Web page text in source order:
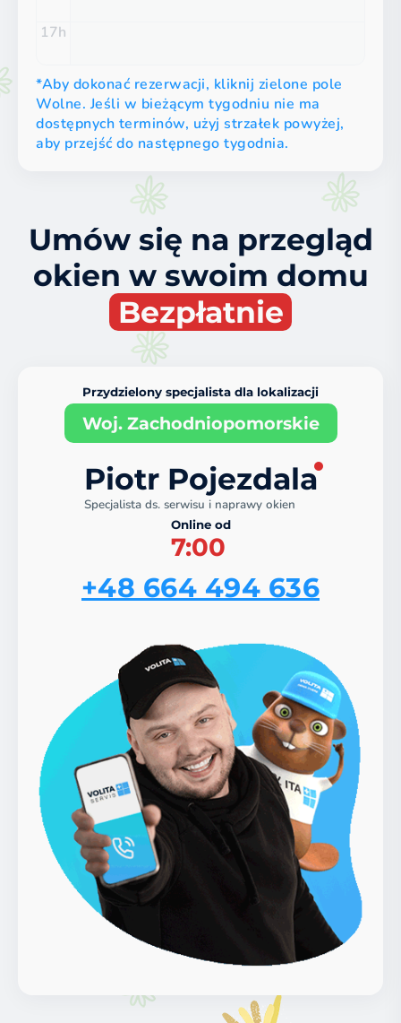
17
*Aby dokonać rezerwacji, kliknij zielone pole
Wolne. Jeśli w bieżącym tygodniu nie ma
dostępnych terminów, użyj strzałek powyżej,
aby przejść do następnego tygodnia.
Umów się na przegląd
okien w swoim domu
Bezpłatnie
Przydzielony specjalista dla lokalizacji
Woj. Zachodniopomorskie
Piotr Pojezdala
Specjalista ds. serwisu i naprawy okien
Online od
7:00
+48 664 494 636